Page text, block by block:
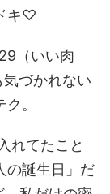
キ♡
（いい肉
気づかれない
。
れてたこと
の誕生日」だ